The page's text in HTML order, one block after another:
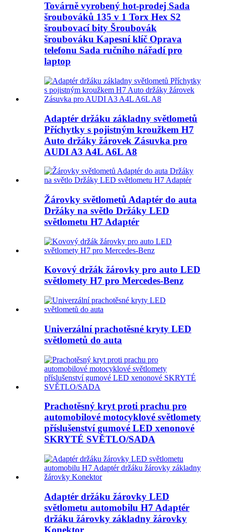
Továrně vyrobený hot-prodej Sada
šroubováků 135 v 1 Torx Hex S2
šroubovací bity Šroubovák
šroubováku Kapesní klíč Oprava
telefonu Sada ručního nářadí pro
laptop
Adaptér držáku základny světlometů
Příchytky s pojistným kroužkem H7
Auto držáky žárovek Zásuvka pro
AUDI A3 A4L A6L A8
Žárovky světlometů Adaptér do auta
Držáky na světlo Držáky LED
světlometu H7 Adaptér
Kovový držák žárovky pro auto LED
světlomety H7 pro Mercedes-Benz
Univerzální prachotěsné kryty LED
světlometů do auta
Prachotěsný kryt proti prachu pro
automobilové motocyklové světlomety
příslušenství gumové LED xenonové
SKRYTÉ SVĚTLO/SADA
Adaptér držáku žárovky LED
světlometu automobilu H7 Adaptér
držáku žárovky základny žárovky
Konektor